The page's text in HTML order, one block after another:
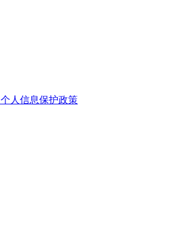
个人信息保护政策